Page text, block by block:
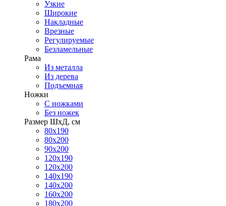
Узкие
Широкие
Накладные
Врезные
Регулируемые
Безламельные
Рама
Из металла
Из дерева
Подъемная
Ножки
С ножками
Без ножек
Размер ШхД, см
80х190
80х200
90х200
120х190
120х200
140х190
140х200
160х200
180х200